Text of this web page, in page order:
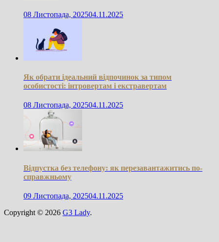
08 Листопада, 202504.11.2025
Як обрати ідеальний відпочинок за типом
особистості: інтровертам і екстравертам
08 Листопада, 202504.11.2025
Відпустка без телефону: як перезавантажитись по-
справжньому
09 Листопада, 202504.11.2025
Copyright © 2026 G3 Lady.